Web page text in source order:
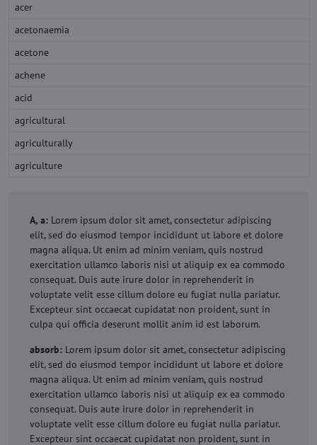
acer
acetonaemia
acetone
achene
acid
agricultural
agriculturally
agriculture
A, a: Lorem ipsum dolor sit amet, consectetur adipiscing
elit, sed do eiusmod tempor incididunt ut labore et dolore
magna aliqua. Ut enim ad minim veniam, quis nostrud
exercitation ullamco laboris nisi ut aliquip ex ea commodo
consequat. Duis aute irure dolor in reprehenderit in
voluptate velit esse cillum dolore eu fugiat nulla pariatur.
Excepteur sint occaecat cupidatat non proident, sunt in
culpa qui officia deserunt mollit anim id est laborum.
absorb: Lorem ipsum dolor sit amet, consectetur adipiscing
elit, sed do eiusmod tempor incididunt ut labore et dolore
magna aliqua. Ut enim ad minim veniam, quis nostrud
exercitation ullamco laboris nisi ut aliquip ex ea commodo
consequat. Duis aute irure dolor in reprehenderit in
voluptate velit esse cillum dolore eu fugiat nulla pariatur.
Excepteur sint occaecat cupidatat non proident, sunt in